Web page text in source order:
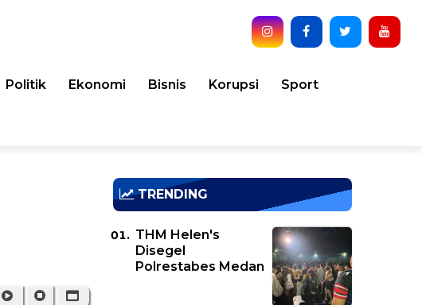
Politik Ekonomi Bisnis Korupsi Sport
TRENDING
THM Helen's
Disegel
Polrestabes Medan